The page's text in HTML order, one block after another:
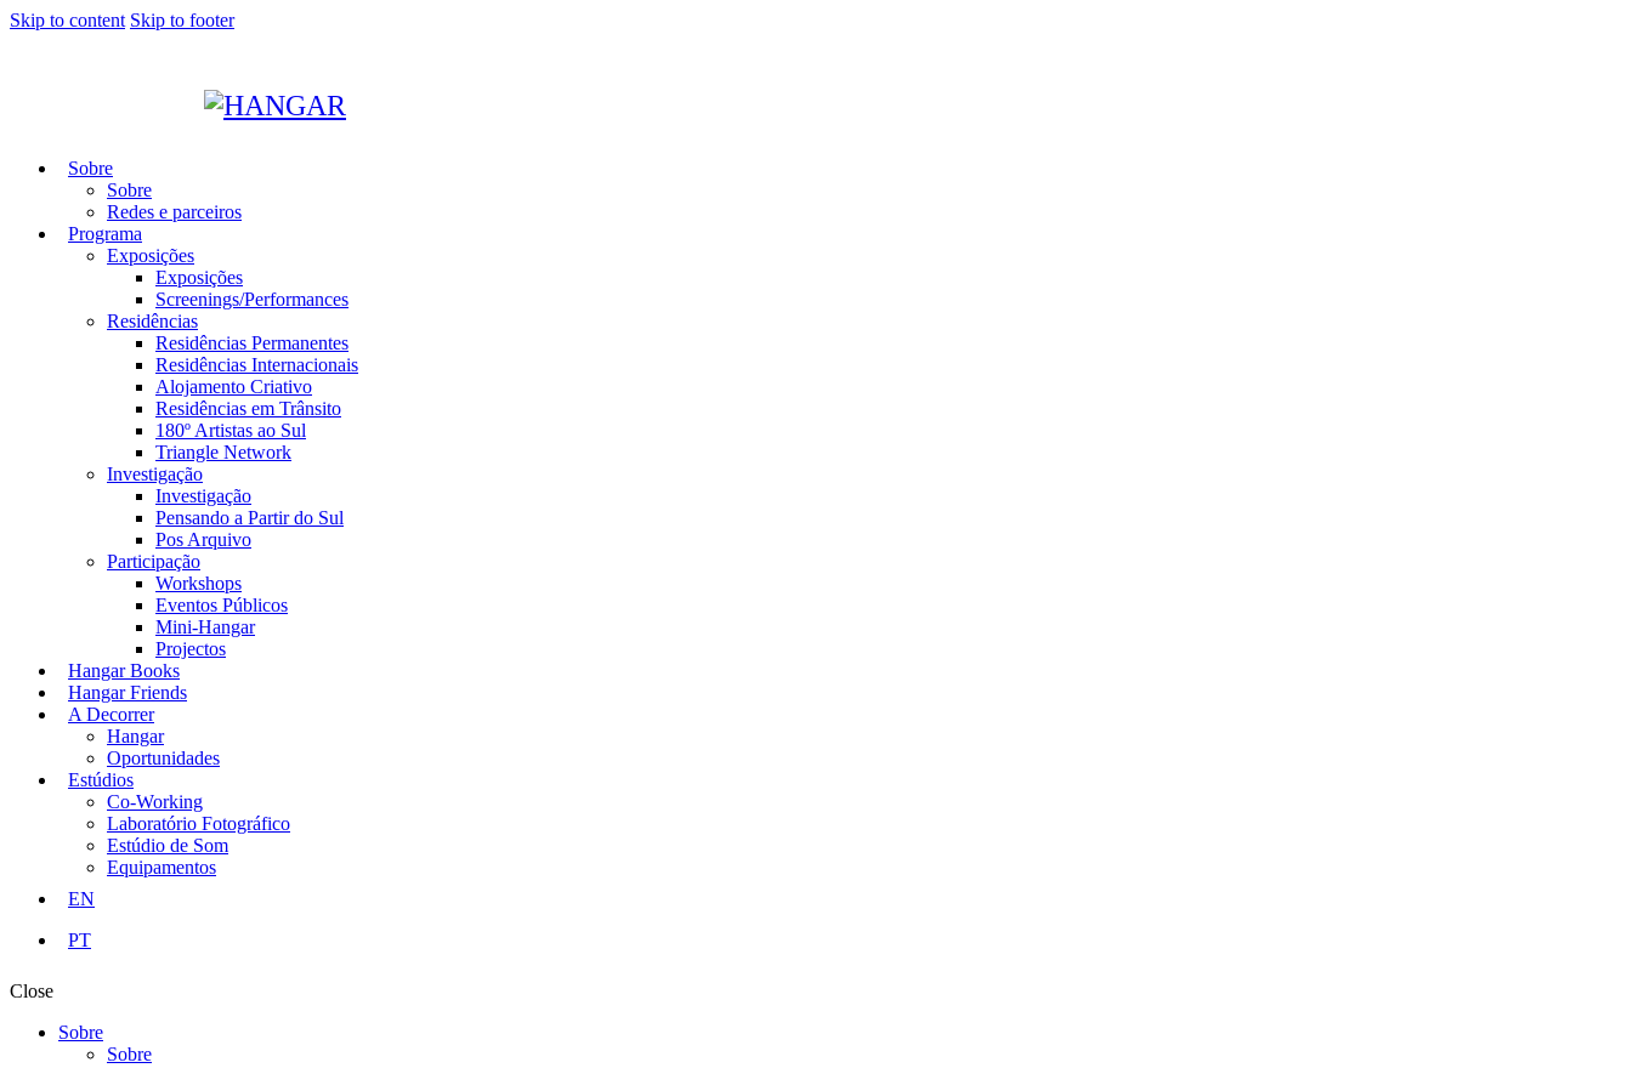
Skip to content Skip to footer
Sobre
Sobre
Redes e parceiros
Programa
Exposições
Exposições
Screenings/Performances
Residências
Residências Permanentes
Residências Internacionais
Alojamento Criativo
Residências em Trânsito
180º Artistas ao Sul
Triangle Network
Investigação
Investigação
Pensando a Partir do Sul
Pos Arquivo
Participação
Workshops
Eventos Públicos
Mini-Hangar
Projectos
Hangar Books
Hangar Friends
A Decorrer
Hangar
Oportunidades
Estúdios
Co-Working
Laboratório Fotográfico
Estúdio de Som
Equipamentos
EN
PT
Close
Sobre
Sobre